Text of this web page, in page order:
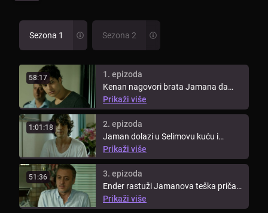
Sezona 1 Sezona 2
58:17
1. epizoda
Kenan nagovori brata Jamana da
ukradu auto s benzinske postaje. ...
Prikaži više
1:01:18
2. epizoda
Jaman dolazi u Selimovu kuću i
dobije posao kao vrtlar, te se ...
Prikaži više
51:36
3. epizoda
Ender rastuži Jamanova teška priča,
ali i dalje ima sumnje zbog ...
Prikaži više